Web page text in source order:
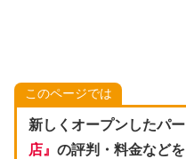
このページでは
新しくオープンしたパ
店』 の評判・料金など